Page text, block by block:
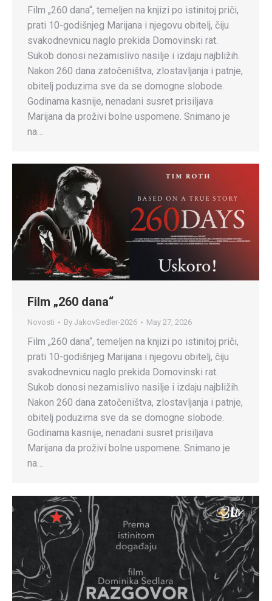
Film „260 dana“, temeljen na knjizi po istinitoj priči,
prati 10-godišnjeg Marijana i njegovu obitelj, čiju
svakodnevnicu naglo prekida Domovinski rat.
Sukob donosi nezamislivo nasilje i izdaju najbližih.
Nakon 260 dana zatočeništva, zlostavljanja i patnje,
obitelj poduzima sve da se domogne slobode.
Godinama kasnije, nenadani susret prisiljava
Marijana da proživi bolne uspomene. Snimano je
na…
Film „260 dana“
Novosti By JakovSedler-2026 May 27, 2026
Film „260 dana“, temeljen na knjizi po istinitoj priči,
prati 10-godišnjeg Marijana i njegovu obitelj, čiju
svakodnevnicu naglo prekida Domovinski rat.
Sukob donosi nezamislivo nasilje i izdaju najbližih.
Nakon 260 dana zatočeništva, zlostavljanja i patnje,
obitelj poduzima sve da se domogne slobode.
Godinama kasnije, nenadani susret prisiljava
Marijana da proživi bolne uspomene. Snimano je
na…